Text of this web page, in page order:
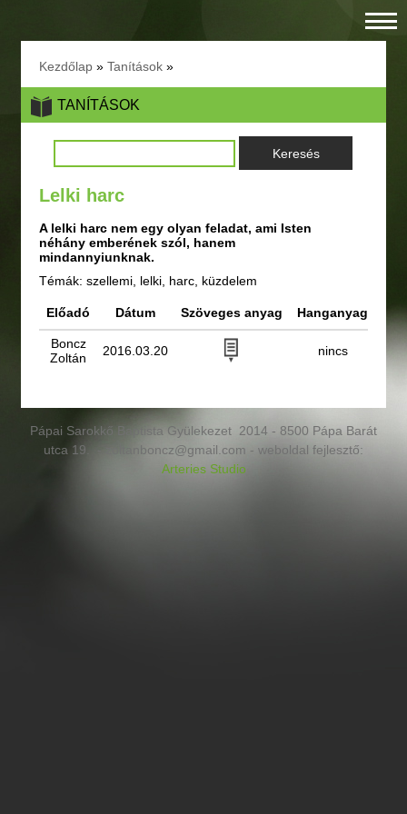
Kezdőlap »Tanítások »
TANÍTÁSOK
Lelki harc
A lelki harc nem egy olyan feladat, ami Isten
néhány emberének szól, hanem
mindannyiunknak.
Témák: szellemi, lelki, harc, küzdelem
Előadó Dátum Szöveges anyag Hanganyag
Boncz
Zoltán
2016.03.20 nincs
Pápai Sarokkő Baptista Gyülekezet 2014 - 8500 Pápa Barát
utca 19. - zoltanboncz@gmail.com - weboldal fejlesztő:
Arteries Studio